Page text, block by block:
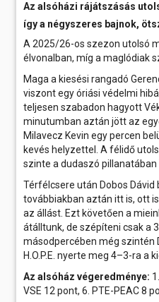
Az alsóházi rájátszásás
így a négyszeres bajnok,
A 2025/26-os szezon utolsó
élvonalban, míg a maglódiak
Maga a kiesési rangadó
viszont egy óriási védelmi
teljesen szabadon hagyott
minutumban aztán jött az
Milavecz Kevin egy percen
kevés helyzettel. A félidő
szinte a dudaszó pillanatában
Térfélcsere után Dobos
továbbiakban aztán itt is, ott
az állást. Ezt követően a
átálltunk, de szépíteni csak a
másodpercében még szintén
H.O.P.E. nyerte meg 4–3-ra
Az alsóház végeredménye:
VSE 12 pont, 6. PTE-PEAC 8